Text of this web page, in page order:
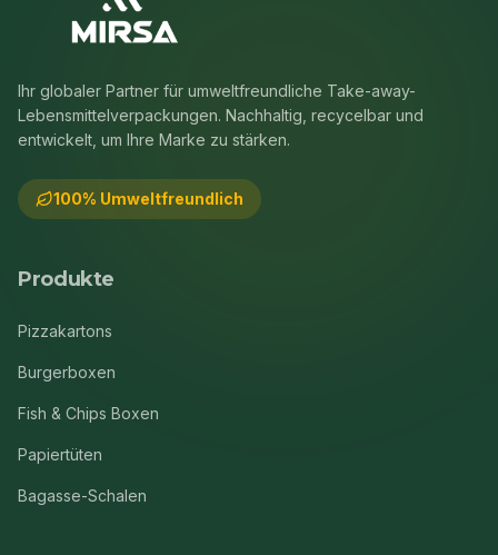
Ihr globaler Partner für umweltfreundliche Take-away-
Lebensmittelverpackungen. Nachhaltig, recycelbar und
entwickelt, um Ihre Marke zu stärken.
100% Umweltfreundlich
Produkte
Pizzakartons
Burgerboxen
Fish & Chips Boxen
Papiertüten
Bagasse-Schalen